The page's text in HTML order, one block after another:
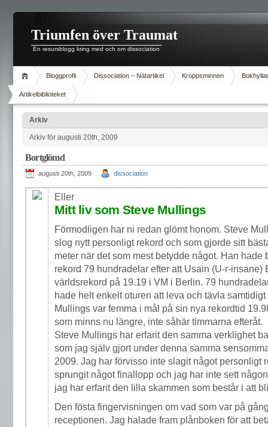
Triumfen över Traumat
En resursblogg kring med och om dissociation
Bloggprofil Dissociation – Nätartikel Kroppsminnen
Artikelbiblioteket
Arkiv
Arkiv för augusti 20th, 2009
Bortglömd
augusti 20th, 2009 dissociation
Eller
Mitt liv som Steve Mullings
Förmodligen har ni redan glömt honom. Steve
slog nytt personligt rekord och som gjorde sitt
meter när det som mest betydde något. Han hade
rekord 79 hundradelar efter att Usain (U-r-insane)
världsrekord på 19.19 i VM i Berlin. 79
hade helt enkelt oturen att leva och tävla
Mullings var femma i mål på sin nya rekordtid
som minns nu längre, inte såhär timmarna efteråt.
Steve Mullings har erfarit den samma verklighet
som jag själv gjort under denna samma
2009. Jag har förvisso inte slagit något personligt
sprungit något finallopp och jag har inte sett
jag har erfarit den lilla skammen som består i att
Den fösta fingervisningen om vad som var på
receptionen. Jag halade fram plånboken för att